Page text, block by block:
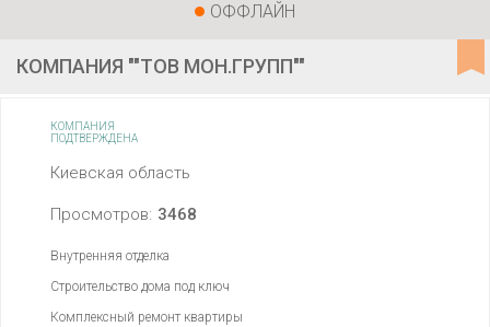
ОФФЛАЙН
КОМПАНИЯ ""ТОВ МОН.ГРУПП""
КОМПАНИЯ
ПОДТВЕРЖДЕНА
Киевская область
Просмотров: 3468
Внутренняя отделка
Строительство дома под ключ
Комплексный ремонт квартиры